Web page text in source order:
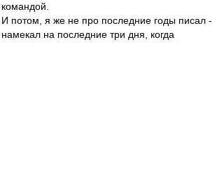
командой.
И потом, я же не про последние годы писал -
намекал на последние три дня, когда